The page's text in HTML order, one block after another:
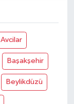
Avcilar
Başakşehir
Beylikdüzü